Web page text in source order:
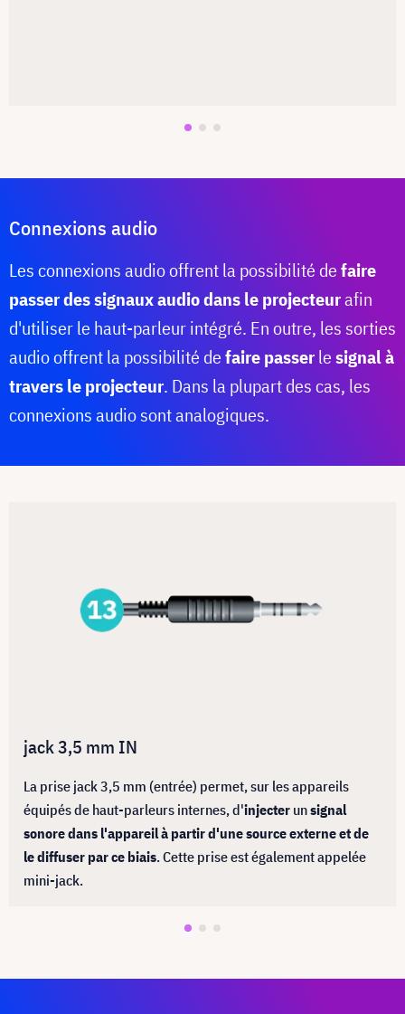
Connexions audio
Les connexions audio offrent la possibilité defaire
passer des signaux audio dans le projecteurafin
d'utiliser le haut-parleur intégré. En outre, les sorties
audio offrent la possibilité defaire passerlesignal à
travers le projecteur. Dans la plupart des cas, les
connexions audio sont analogiques.
jack 3,5 mm IN
La prise jack 3,5 mm (entrée) permet, sur les appareils
équipés de haut-parleurs internes, d'injecter unsignal
sonore dans l'appareil à partir d'une source externe et de
le diffuser par ce biais. Cette prise est également appelée
mini-jack.